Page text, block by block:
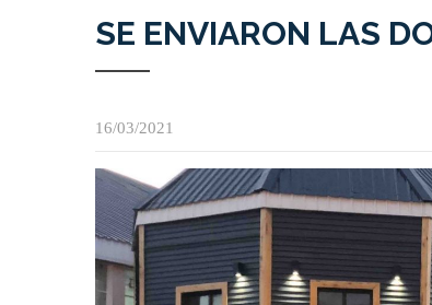
SE ENVIARON LAS
16/03/2021